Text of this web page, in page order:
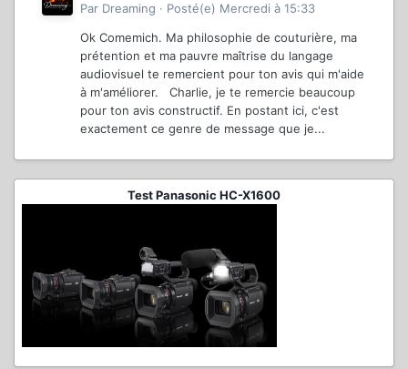
Par Dreaming · Posté(e) Mercredi à 15:33
Ok Comemich. Ma philosophie de couturière, ma
prétention et ma pauvre maîtrise du langage
audiovisuel te remercient pour ton avis qui m'aide
à m'améliorer. Charlie, je te remercie beaucoup
pour ton avis constructif. En postant ici, c'est
exactement ce genre de message que je...
Test Panasonic HC-X1600